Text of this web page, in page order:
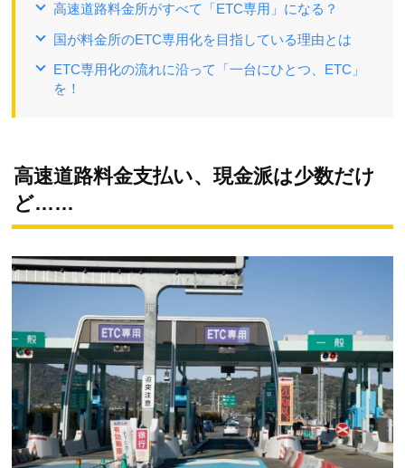
高速道路料金所がすべて「ETC専用」になる？
国が料金所のETC専用化を目指している理由とは
ETC専用化の流れに沿って「一台にひとつ、ETC」
を！
高速道路料金支払い、現金派は少数だけ
ど……